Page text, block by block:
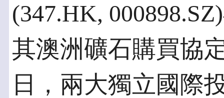
(347.HK,
其澳洲礦石購買協
日，兩大獨立國際